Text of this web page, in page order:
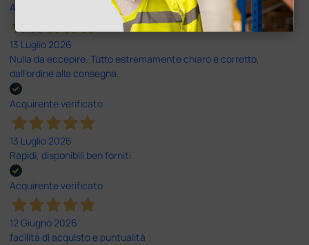
Acquirente verificato
13 Luglio 2026
Nulla da eccepire. Tutto estremamente chiaro e corretto,
dall’ordine alla consegna.
Acquirente verificato
13 Luglio 2026
Rapidi, disponibili ben forniti
Acquirente verificato
12 Giugno 2026
facilità di acquisto e puntualità